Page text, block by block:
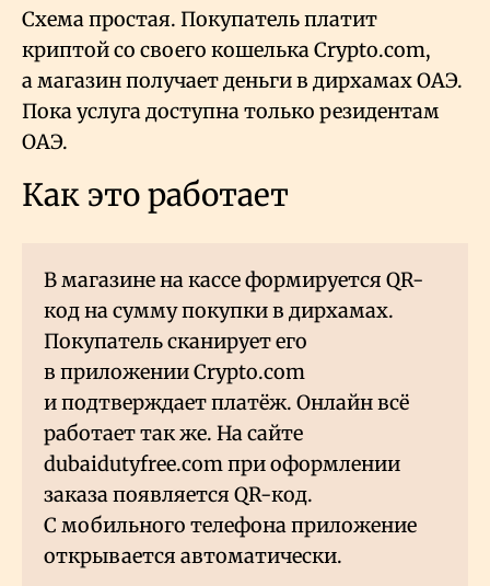
Схема простая. Покупатель платит
криптой со своего кошелька Crypto.com,
а магазин получает деньги в дирхамах ОАЭ.
Пока услуга доступна только резидентам
ОАЭ.
Как это работает
В магазине на кассе формируется QR-
код на сумму покупки в дирхамах.
Покупатель сканирует его
в приложении Crypto.com
и подтверждает платёж. Онлайн всё
работает так же. На сайте
dubaidutyfree.com при оформлении
заказа появляется QR-код.
С мобильного телефона приложение
открывается автоматически.